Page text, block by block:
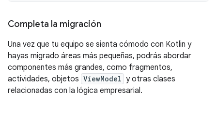
Completa la migración
Una vez que tu equipo se sienta cómodo con Kotlin y
hayas migrado áreas más pequeñas, podrás abordar
componentes más grandes, como fragmentos,
actividades, objetos ViewModel y otras clases
relacionadas con la lógica empresarial.